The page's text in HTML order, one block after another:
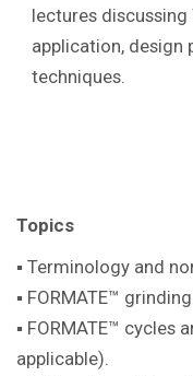
lectures discussing
application, design
techniques.
Topics
▪ Terminology and
▪ FORMATE™
▪ FORMATE™ cycles
applicable).